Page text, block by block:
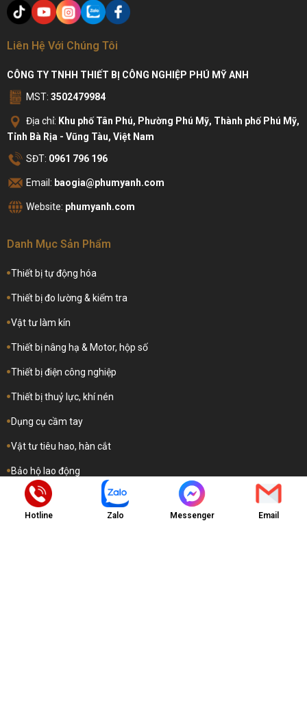
Liên Hệ Với Chúng Tôi
CÔNG TY TNHH THIẾT BỊ CÔNG NGHIỆP PHÚ MỸ ANH
MST: 3502479984
Địa chỉ: Khu phố Tân Phú, Phường Phú Mỹ, Thành phố Phú Mỹ,
Tỉnh Bà Rịa - Vũng Tàu, Việt Nam
SĐT: 0961 796 196
Email: baogia@phumyanh.com
Website: phumyanh.com
Danh Mục Sản Phẩm
Thiết bị tự động hóa
Thiết bị đo lường & kiểm tra
Vật tư làm kín
Thiết bị nâng hạ & Motor, hộp số
Thiết bị điện công nghiệp
Thiết bị thuỷ lực, khí nén
Dụng cụ cầm tay
Vật tư tiêu hao, hàn cắt
Bảo hộ lao động
Hotline Zalo Messenger Email